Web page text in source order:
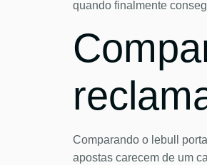
quando finalmente
Comparando o lebull
apostas carecem de um